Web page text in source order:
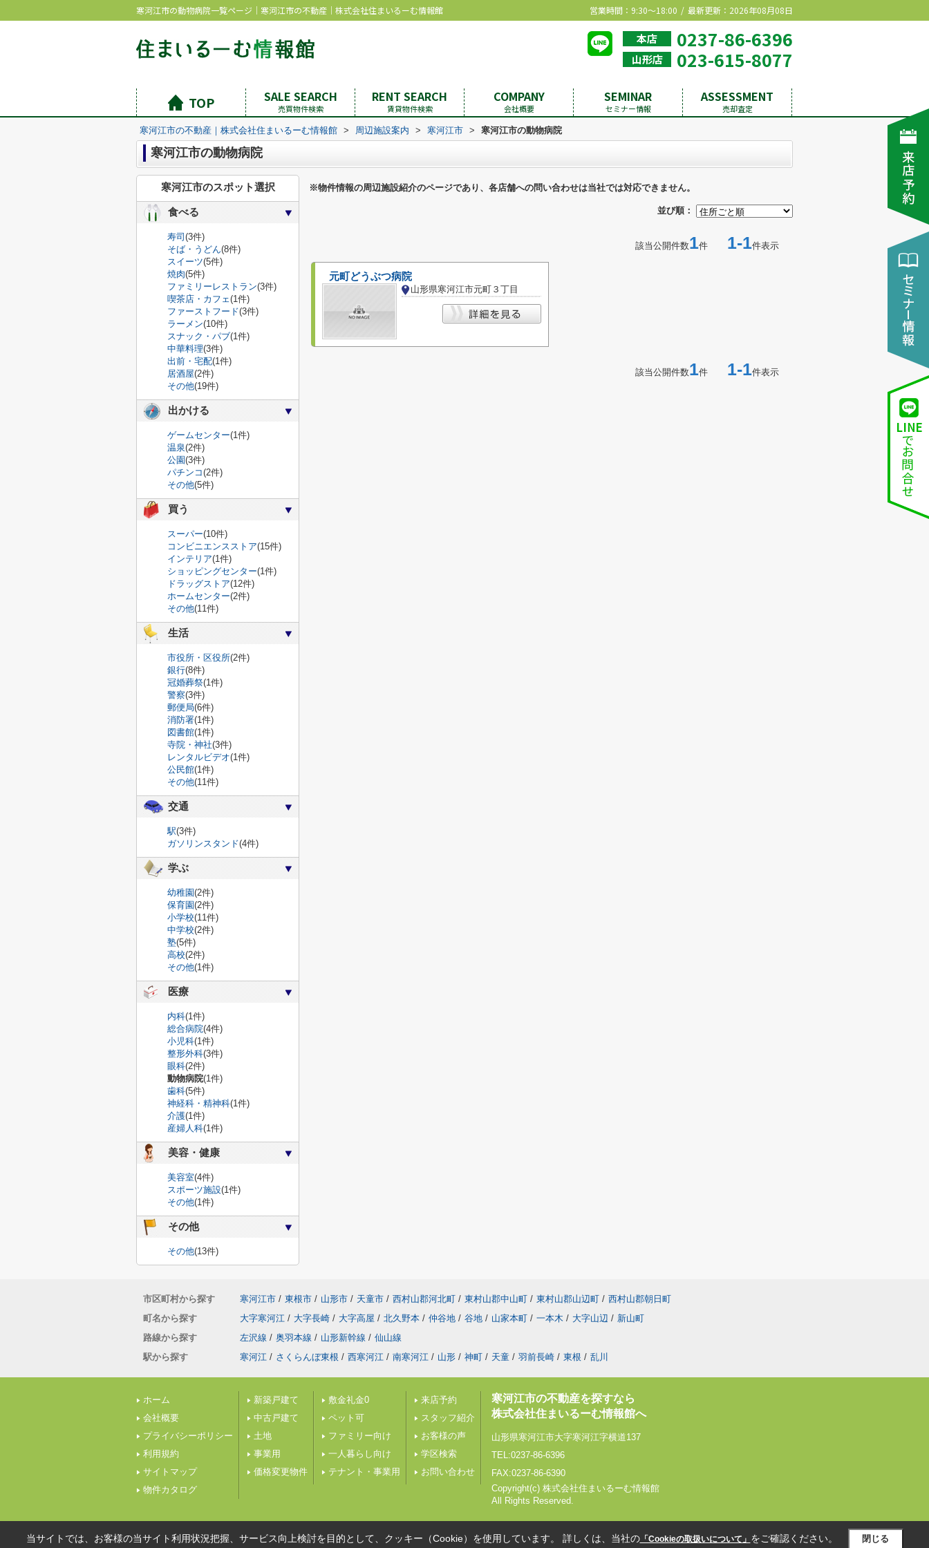
寒河江市の動物病院一覧ページ｜寒河江市の不動産｜株式会社住まいるーむ情報館 営業時間：9:30～18:00 最新更新：2026年08月08日
本店 0237-86-6396
山形店 023-615-8077
TOP SALE SEARCH
売買物件検索
RENT SEARCH
賃貸物件検索
COMPANY
会社概要
SEMINAR
セミナー情報
ASSESSMENT
売却査定
寒河江市の不動産｜株式会社住まいるーむ情報館 > 周辺施設案内 > 寒河江市 > 寒河江市の動物病院
寒河江市の動物病院
※物件情報の周辺施設紹介のページであり、各店舗への問い合わせは当社では対応できません。
並び順：
該当公開件数1件 1-1件表示
元町どうぶつ病院
山形県寒河江市元町３丁目
該当公開件数1件 1-1件表示
寒河江市のスポット選択
食べる
寿司 (3件)
そば・うどん(8件)
スイーツ(5件)
焼肉(5件)
ファミリーレストラン(3件)
喫茶店・カフェ(1件)
ファーストフード(3件)
ラーメン(10件)
スナック・パブ(1件)
中華料理(3件)
出前・宅配(1件)
居酒屋(2件)
その他(19件)
出かける
ゲームセンター(1件)
温泉(2件)
公園(3件)
パチンコ(2件)
その他(5件)
買う
スーパー(10件)
コンビニエンスストア(15件)
インテリア(1件)
ショッピングセンター(1件)
ドラッグストア(12件)
ホームセンター(2件)
その他(11件)
生活
市役所・区役所(2件)
銀行(8件)
冠婚葬祭(1件)
警察(3件)
郵便局(6件)
消防署(1件)
図書館(1件)
寺院・神社(3件)
レンタルビデオ(1件)
公民館(1件)
その他(11件)
交通
駅(3件)
ガソリンスタンド(4件)
学ぶ
幼稚園(2件)
保育園(2件)
小学校(11件)
中学校(2件)
塾(5件)
高校(2件)
その他(1件)
医療
内科(1件)
総合病院(4件)
小児科(1件)
整形外科(3件)
眼科(2件)
動物病院(1件)
歯科(5件)
神経科・精神科(1件)
介護(1件)
産婦人科(1件)
美容・健康
美容室(4件)
スポーツ施設(1件)
その他(1件)
その他
その他(13件)
市区町村から探す 寒河江市 / 東根市 / 山形市 / 天童市 / 西村山郡河北町 / 東村山郡中山町 / 東村山郡山辺町 / 西村山郡朝日町
町名から探す
大字寒河江 / 大字長崎 / 大字高屋 / 北久野本 / 仲谷地 / 谷地 / 山家本町 / 一本木 / 大字山辺 / 新山町
路線から探す
左沢線 / 奥羽本線 / 山形新幹線 / 仙山線
駅から探す
寒河江 / さくらんぼ東根 / 西寒河江 / 南寒河江 / 山形 / 神町 / 天童 / 羽前長崎 / 東根 / 乱川
ホーム
会社概要
プライバシーポリシー
利用規約
サイトマップ
物件カタログ
新築戸建て
中古戸建て
土地
事業用
価格変更物件
敷金礼金0
ペット可
ファミリー向け
一人暮らし向け
テナント・事業用
来店予約
スタッフ紹介
お客様の声
学区検索
お問い合わせ
寒河江市の不動産を探すなら
株式会社住まいるーむ情報館へ
山形県寒河江市大字寒河江字横道137
TEL:0237-86-6396
FAX:0237-86-6390
Copyright(c) 株式会社住まいるーむ情報館
All Rights Reserved.
当サイトでは、お客様の当サイト利用状況把握、サービス向上検討を目的として、クッキー（Cookie）を使用しています。 詳しくは、当社の「Cookieの取扱いについて」 をご確認ください。 閉じる